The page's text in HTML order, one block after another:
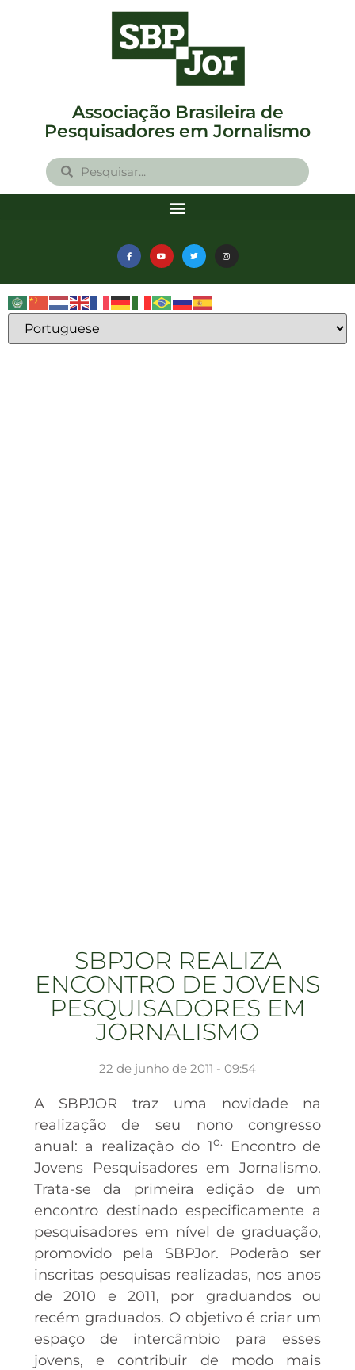
Associação Brasileira de
Pesquisadores em Jornalismo
SBPJOR REALIZA
ENCONTRO DE JOVENS
PESQUISADORES EM
JORNALISMO
22 de junho de 2011 - 09:54
A SBPJOR traz uma novidade na
realização de seu nono congresso
anual: a realização do 1o.
Encontro de
Jovens Pesquisadores em Jornalismo.
Trata-se da primeira edição de um
encontro destinado especificamente a
pesquisadores em nível de graduação,
promovido pela SBPJor. Poderão ser
inscritas pesquisas realizadas, nos anos
de 2010 e 2011, por graduandos ou
recém graduados. O objetivo é criar um
espaço de intercâmbio para esses
jovens, e contribuir de modo mais